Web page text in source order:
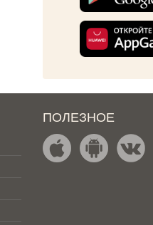
ПОЛЕЗНОЕ